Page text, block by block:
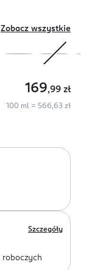
Zobacz wszystkie
169,99 zł
100 ml = 566,63 zł
Szczegóły
roboczych